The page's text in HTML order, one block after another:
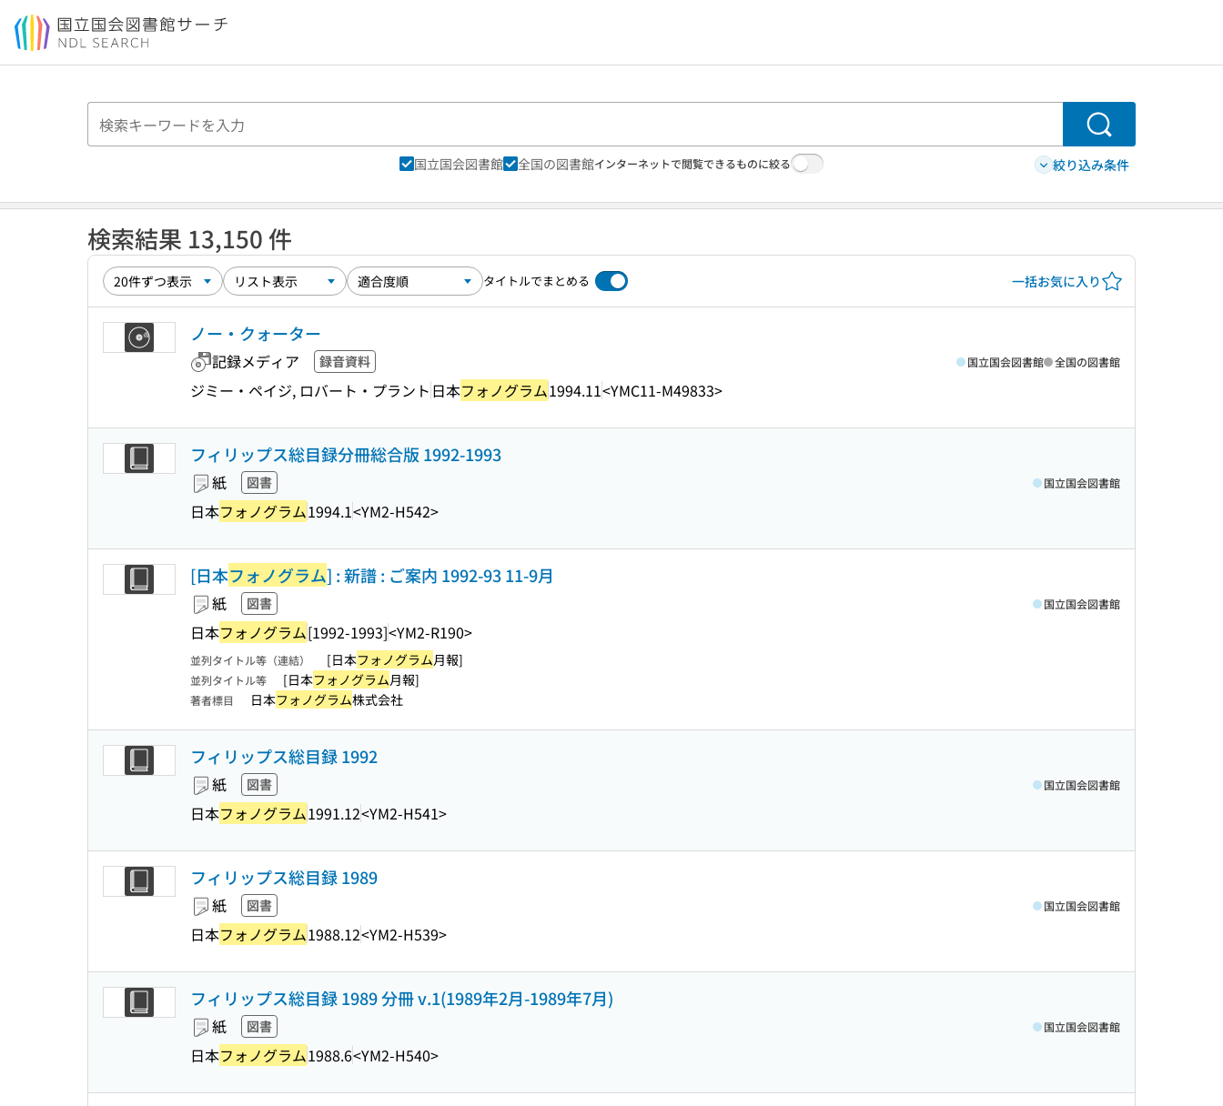
本文へ移動
検索
国立国会図書館 全国の図書館インターネットで閲覧できるものに絞る 絞り込み条件
検索結果 13,150 件
タイトルでまとめる 一括お気に入り
ノー・クォーター
記録メディア 録音資料
ジミー・ペイジ, ロバート・プラント 日本フォノグラム1994.11<YMC11-M49833>
国立国会図書館 全国の図書館
フィリップス総目録分冊総合版 1992-1993
紙 図書
日本フォノグラム1994.1<YM2-H542>
国立国会図書館
[日本フォノグラム] : 新譜 : ご案内 1992-93 11-9月
紙 図書
日本フォノグラム[1992-1993]<YM2-R190>
国立国会図書館
並列タイトル等（連結） [日本フォノグラム月報]
並列タイトル等 [日本フォノグラム月報]
著者標目 日本フォノグラム株式会社
フィリップス総目録 1992
紙 図書
日本フォノグラム1991.12<YM2-H541>
国立国会図書館
フィリップス総目録 1989
紙 図書
日本フォノグラム1988.12<YM2-H539>
国立国会図書館
フィリップス総目録 1989 分冊 v.1(1989年2月-1989年7月)
紙 図書
日本フォノグラム1988.6<YM2-H540>
国立国会図書館